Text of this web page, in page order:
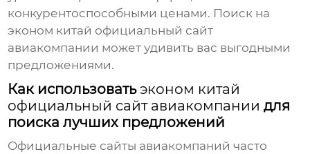
конкурентоспособными ценами. Поиск на
эконом китай официальный сайт
авиакомпании может удивить вас выгодными
предложениями.
Как использоватьэконом китай
официальный сайт авиакомпании для
поиска лучших предложений
Официальные сайты авиакомпаний часто